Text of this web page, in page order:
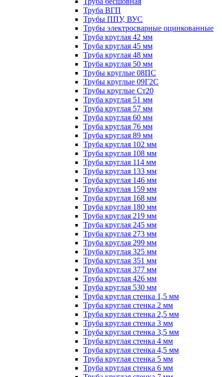
Труба ВГП
Трубы ППУ, ВУС
Трубы электросварные оцинкованные
Труба круглая 42 мм
Труба круглая 45 мм
Труба круглая 48 мм
Труба круглая 50 мм
Трубы круглые 08ПС
Трубы круглые 09Г2С
Трубы круглые Ст20
Труба круглая 51 мм
Труба круглая 57 мм
Труба круглая 60 мм
Труба круглая 76 мм
Труба круглая 89 мм
Труба круглая 102 мм
Труба круглая 108 мм
Труба круглая 114 мм
Труба круглая 133 мм
Труба круглая 146 мм
Труба круглая 159 мм
Труба круглая 168 мм
Труба круглая 180 мм
Труба круглая 219 мм
Труба круглая 245 мм
Труба круглая 273 мм
Труба круглая 299 мм
Труба круглая 325 мм
Труба круглая 351 мм
Труба круглая 377 мм
Труба круглая 426 мм
Труба круглая 530 мм
Труба круглая стенка 1,5 мм
Труба круглая стенка 2 мм
Труба круглая стенка 2,5 мм
Труба круглая стенка 3 мм
Труба круглая стенка 3,5 мм
Труба круглая стенка 4 мм
Труба круглая стенка 4,5 мм
Труба круглая стенка 5 мм
Труба круглая стенка 6 мм